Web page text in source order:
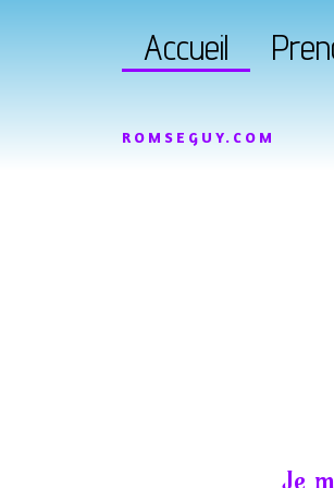
Accueil
ROMSEGUY.COM
Je